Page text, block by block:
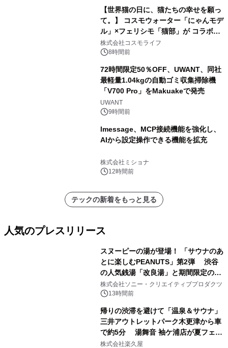
【世界猫の日に、猫たちの幸せを願っ
て。】 コスモウォーター「にゃんモデ
ル」×フェリシモ「猫部」が コラボキ
ャンペーンを実施
株式会社コスモライフ
8時間前
72時間限定50％OFF、UWANT、同社
最軽量1.04kgの自動ゴミ収集掃除機
「V700 Pro」をMakuakeで発売
UWANT
9時間前
lmessage、MCP接続機能を強化し、
AIから設定操作できる機能を拡充
株式会社ミショナ
12時間前
テックの新着をもっと見る
人気のプレスリリース
スヌーピーの湯が登場！ 「サウナのあ
とに楽しむPEANUTS」第2弾 渋谷
の人気銭湯「改良湯」と期間限定のコ
ラボレーション サウナイキタイコラ
ボグッズも発売決定！
株式会社ソニー・クリエイティブプロダクツ
13時間前
帰りの渋滞を避けて「温泉＆サウナ」
三井アウトレットパーク木更津から車
で約5分 湯舞音 袖ケ浦店が夏フェア
メニューを提供
株式会社楽久屋